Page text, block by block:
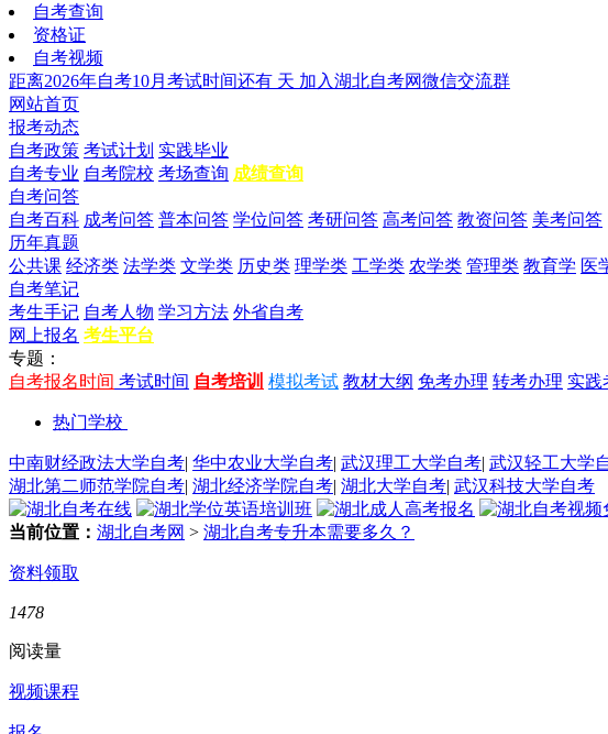
自考查询
资格证
自考视频
距离2026年自考10月考试时间还有 天 加入湖北自考网微信交流群
网站首页
报考动态
自考政策 考试计划 实践毕业
自考专业 自考院校 考场查询 成绩查询
自考问答
自考百科 成考问答 普本问答 学位问答 考研问答 高考问答 教资问答 美考问答
历年真题
公共课 经济类 法学类 文学类 历史类 理学类 工学类 农学类 管理类 教育学 医
自考笔记
考生手记 自考人物 学习方法 外省自考
网上报名 考生平台
专题：
自考报名时间 考试时间 自考培训 模拟考试 教材大纲 免考办理 转考办理 实践
热门学校
中南财经政法大学自考| 华中农业大学自考| 武汉理工大学自考| 武汉轻工大学
湖北第二师范学院自考| 湖北经济学院自考| 湖北大学自考| 武汉科技大学自考
当前位置： 湖北自考网 > 湖北自考专升本需要多久？
资料领取
1478
阅读量
视频课程